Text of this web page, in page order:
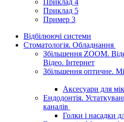
Приклад 4
Приклад 5
Пример 3
Відбілюючі системи
Стоматологія. Обладнання
Збільшення ZOOM.
Відео. Інтернет
Збільшення оптичне.
Аксесуари для
Ендодонтія.
каналів
Голки і насадки